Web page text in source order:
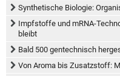
Synthetische Biologie:
Impfstoffe und mRNA-
bleibt
Bald 500 gentechnisch
Von Aroma bis Zusatzstoff: